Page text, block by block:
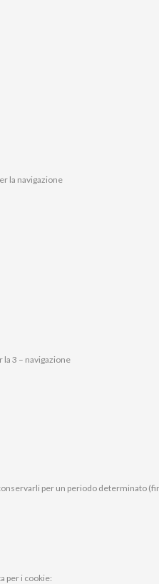
la navigazione
3 – navigazione
per un periodo determinato
per i cookie: